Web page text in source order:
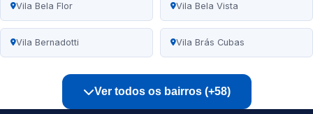
Vila Bela Flor Vila Bela Vista
Vila Bernadotti Vila Brás Cubas
Ver todos os bairros (+58)